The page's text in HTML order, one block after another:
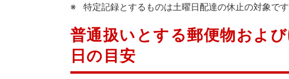
特定記録とするものは土曜日配達の休止の対象で
普通扱いとする郵便物およ
日の目安